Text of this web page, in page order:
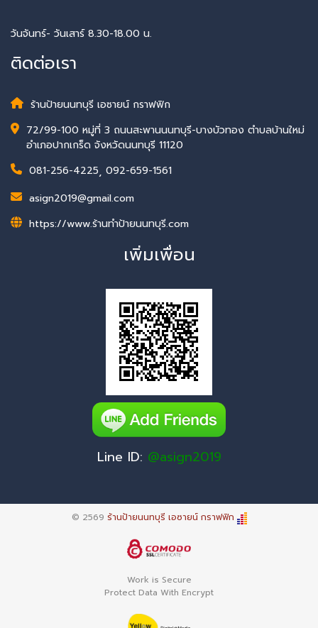
วันจันทร์- วันเสาร์ 8.30-18.00 น.
ติดต่อเรา
ร้านป้ายนนทบุรี เอซายน์ กราฟฟิก
72/99-100 หมู่ที่ 3 ถนนสะพานนนทบุรี-บางบัวทอง ตำบลบ้านใหม่
อำเภอปากเกร็ด จังหวัดนนทบุรี 11120
081-256-4225, 092-659-1561
asign2019@gmail.com
https://www.ร้านทําป้ายนนทบุรี.com
เพิ่มเพื่อน
Line ID: @asign2019
© 2569 ร้านป้ายนนทบุรี เอซายน์ กราฟฟิก
Work is Secure
Protect Data With Encrypt